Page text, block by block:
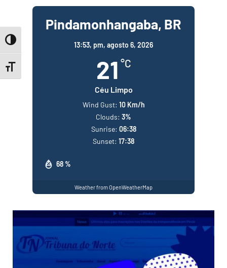
Toggle High Contrast
Toggle Font size
Pindamonhangaba, BR
13:53, pm, agosto 6, 2026
21 °C
Céu Limpo
68 %
Wind Gust: 10 Km/h
Clouds: 3%
Sunrise: 06:38
Sunset: 17:38
Weather from OpenWeatherMap